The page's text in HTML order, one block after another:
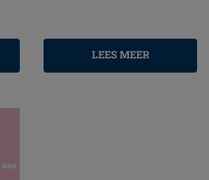
LEES MEER